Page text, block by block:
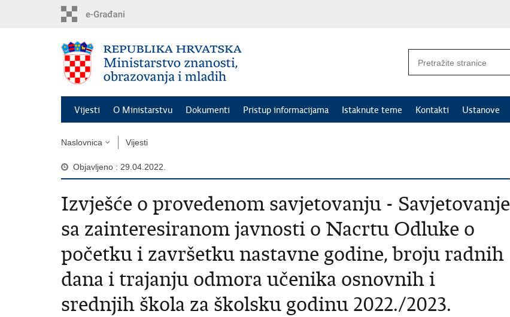
Vijesti O Ministarstvu Dokumenti Pristup informacijama Istaknute teme Kontakti Ustanove
Naslovnica Vijesti
Objavljeno : 29.04.2022.
Izvješće o provedenom savjetovanju - Savjetovanje
sa zainteresiranom javnosti o Nacrtu Odluke o
početku i završetku nastavne godine, broju radnih
dana i trajanju odmora učenika osnovnih i
srednjih škola za školsku godinu 2022./2023.